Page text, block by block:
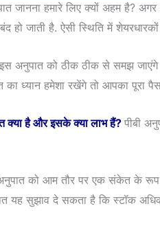
जानना हमारे लिए क्यों अहम है?
हो जाती है. ऐसी स्थिति में
अनुपात को ठीक ठीक से समझ
का ध्यान हमेशा रखेंगे तो आपका पूरा
क्या है और इसके क्या लाभ हैं? पीबी
को आम तौर पर एक संकेत के रूप
यह सुझाव दे सकता है कि स्टॉक